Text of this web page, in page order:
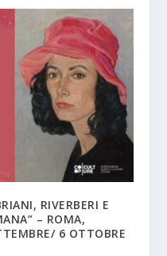
RIVERBERI E
– ROMA,
6 OTTOBRE